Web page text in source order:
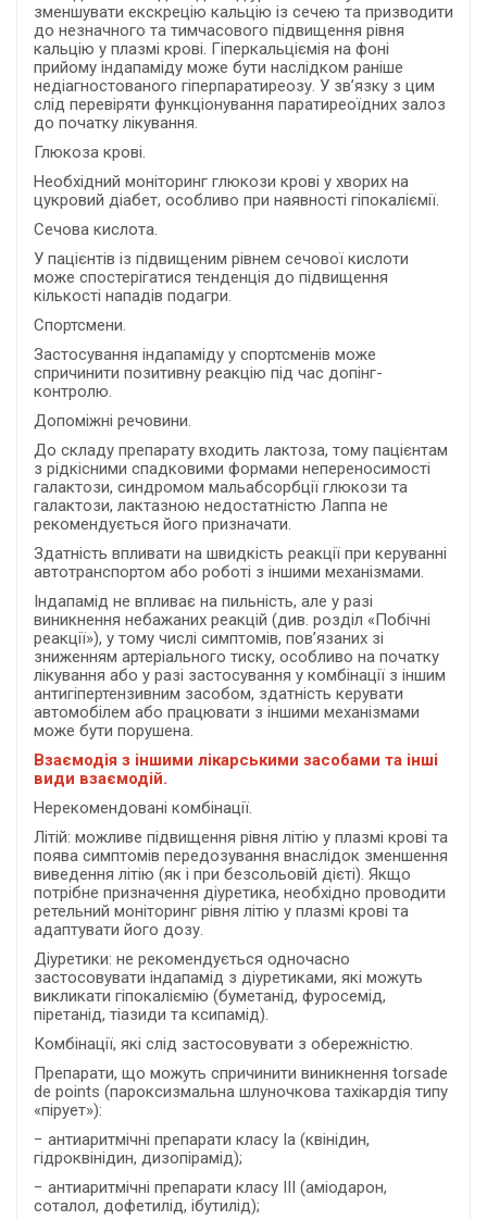
зменшувати екскрецію кальцію із сечею та призводити
до незначного та тимчасового підвищення рівня
кальцію у плазмі крові. Гіперкальціємія на фоні
прийому індапаміду може бути наслідком раніше
недіагностованого гіперпаратиреозу. У зв’язку з цим
слід перевіряти функціонування паратиреоїдних залоз
до початку лікування.
Глюкоза крові.
Необхідний моніторинг глюкози крові у хворих на
цукровий діабет, особливо при наявності гіпокаліємії.
Сечова кислота.
У пацієнтів із підвищеним рівнем сечової кислоти
може спостерігатися тенденція до підвищення
кількості нападів подагри.
Спортсмени.
Застосування індапаміду у спортсменів може
спричинити позитивну реакцію під час допінг-
контролю.
Допоміжні речовини.
До складу препарату входить лактоза, тому пацієнтам
з рідкісними спадковими формами непереносимості
галактози, синдромом мальабсорбції глюкози та
галактози, лактазною недостатністю Лаппа не
рекомендується його призначати.
Здатність впливати на швидкість реакції при керуванні
автотранспортом або роботі з іншими механізмами.
Індапамід не впливає на пильність, але у разі
виникнення небажаних реакцій (див. розділ «Побічні
реакції»), у тому числі симптомів, пов’язаних зі
зниженням артеріального тиску, особливо на початку
лікування або у разі застосування у комбінації з іншим
антигіпертензивним засобом, здатність керувати
автомобілем або працювати з іншими механізмами
може бути порушена.
Взаємодія з іншими лікарськими засобами та інші
види взаємодій.
Нерекомендовані комбінації.
Літій: можливе підвищення рівня літію у плазмі крові та
поява симптомів передозування внаслідок зменшення
виведення літію (як і при безсольовій дієті). Якщо
потрібне призначення діуретика, необхідно проводити
ретельний моніторинг рівня літію у плазмі крові та
адаптувати його дозу.
Діуретики: не рекомендується одночасно
застосовувати індапамід з діуретиками, які можуть
викликати гіпокаліємію (буметанід, фуросемід,
піретанід, тіазиди та ксипамід).
Комбінації, які слід застосовувати з обережністю.
Препарати, що можуть спричинити виникнення torsade
de points (пароксизмальна шлуночкова тахікардія типу
«пірует»):
− антиаритмічні препарати класу Іа (квінідин,
гідроквінідин, дизопірамід);
− антиаритмічні препарати класу ІІІ (аміодарон,
соталол, дофетилід, ібутилід);